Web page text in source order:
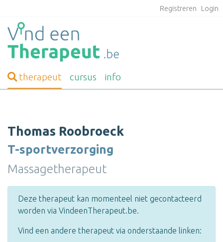
Registreren Login
therapeut cursus info
Thomas Roobroeck
T-sportverzorging
Massagetherapeut
Deze therapeut kan momenteel niet gecontacteerd
worden via VindeenTherapeut.be.
Vind een andere therapeut via onderstaande linken: